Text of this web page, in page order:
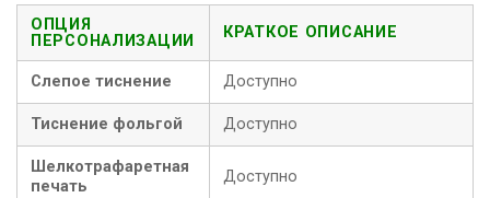
ОПЦИЯ
ПЕРСОНАЛИЗАЦИИ
КРАТКОЕ ОПИСАНИЕ
Слепое тиснение Доступно
Тиснение фольгой Доступно
Шелкотрафаретная
печать
Доступно